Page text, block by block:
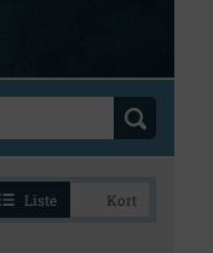
Liste Kort